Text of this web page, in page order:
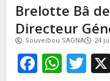
Brelotte Bâ
Directeur
Souveibou SAGNA 24